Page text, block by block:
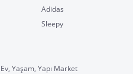
Adidas
Sleepy
Ev, Yaşam, Yapı Market